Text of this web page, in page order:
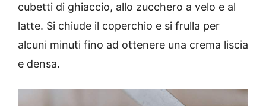
cubetti di ghiaccio, allo zucchero a velo e al
latte. Si chiude il coperchio e si frulla per
alcuni minuti fino ad ottenere una crema liscia
e densa.